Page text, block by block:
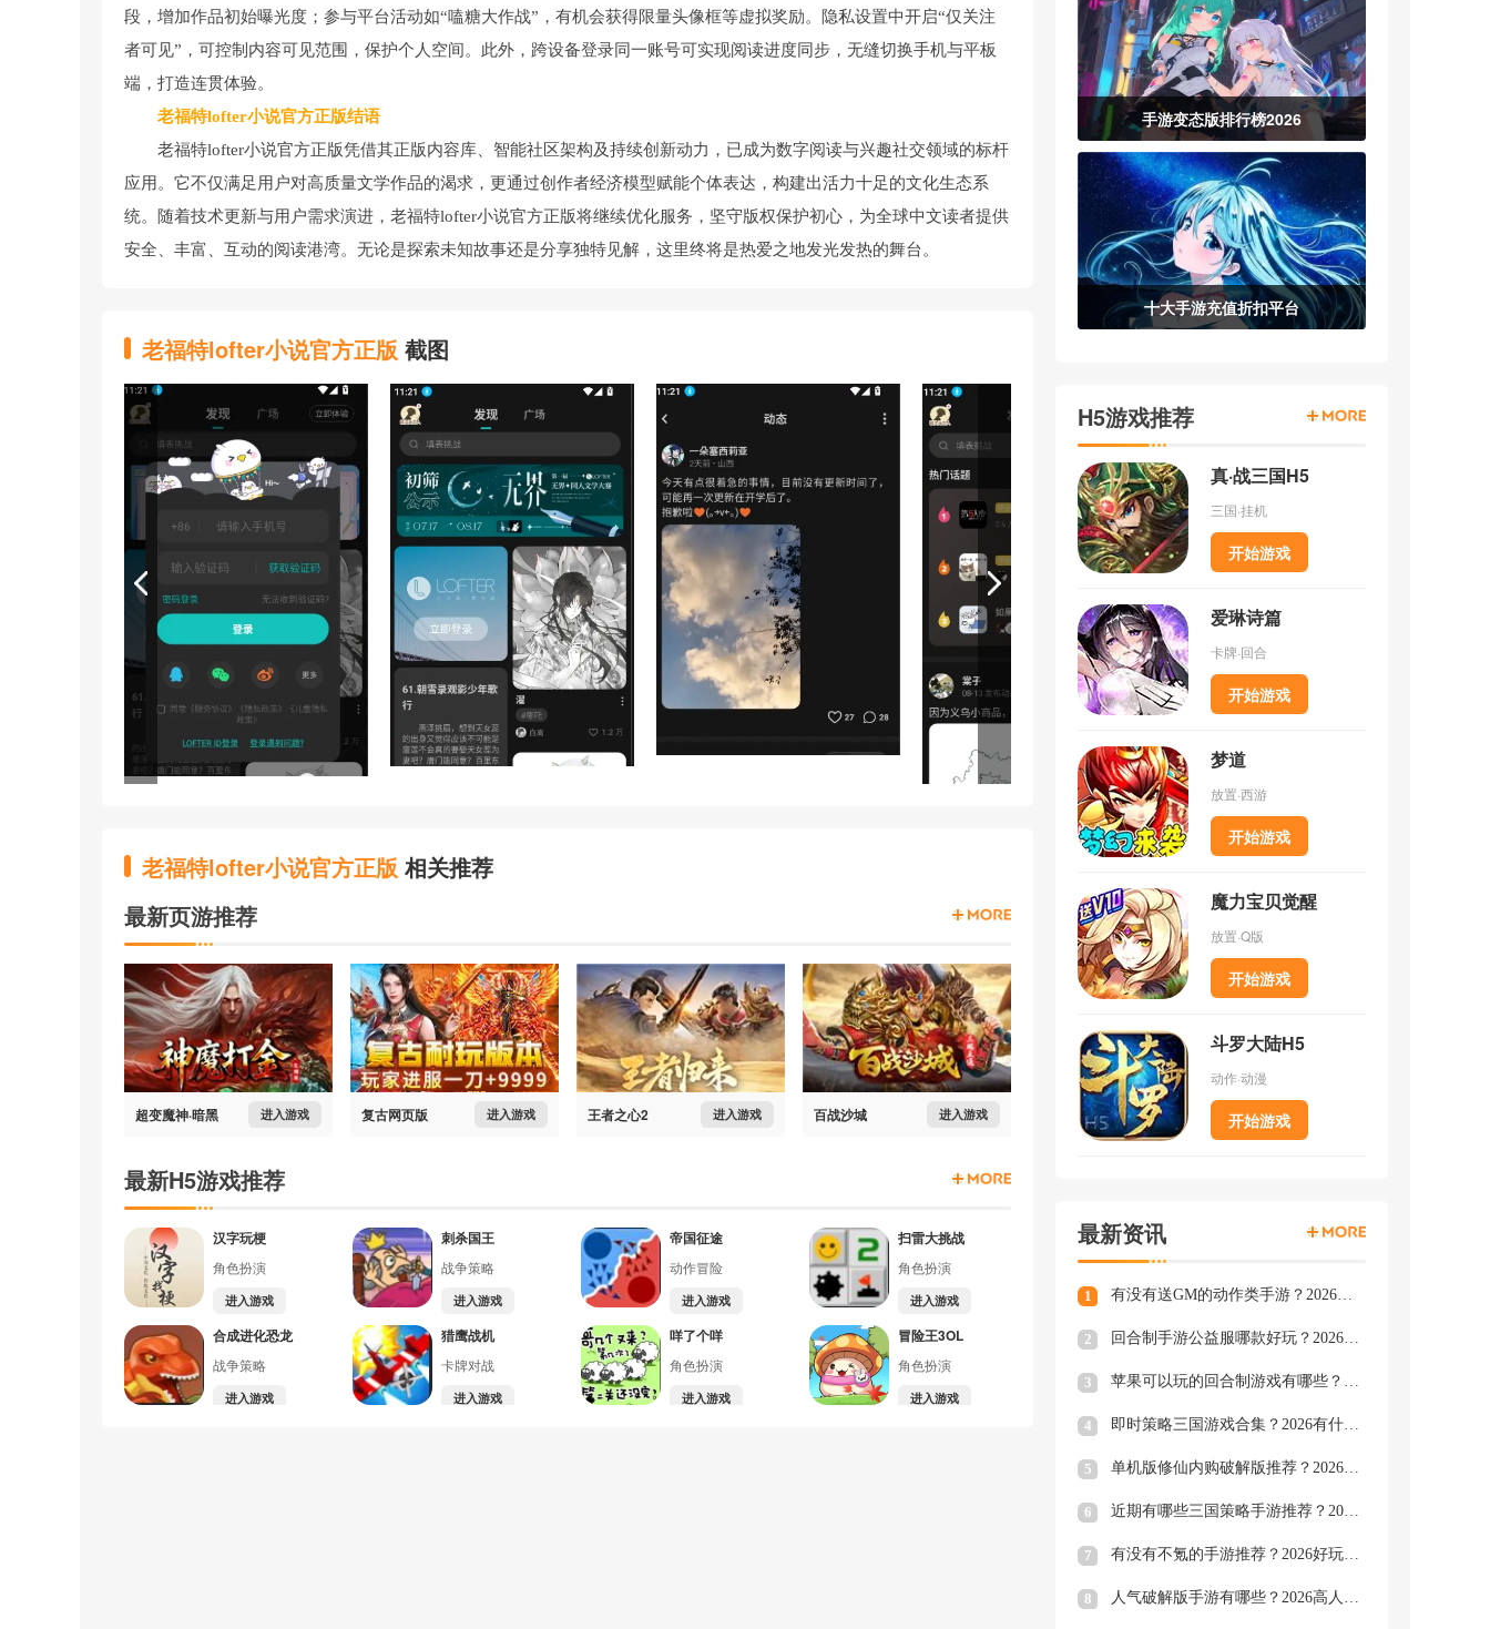
段，增加作品初始曝光度；参与平台活动如“嗑糖大作战”，有机会获得限量头像框等虚拟奖励。隐私设置中开启“仅关注
者可见”，可控制内容可见范围，保护个人空间。此外，跨设备登录同一账号可实现阅读进度同步，无缝切换手机与平板
端，打造连贯体验。
老福特lofter小说官方正版结语
老福特lofter小说官方正版凭借其正版内容库、智能社区架构及持续创新动力，已成为数字阅读与兴趣社交领域的标杆
应用。它不仅满足用户对高质量文学作品的渴求，更通过创作者经济模型赋能个体表达，构建出活力十足的文化生态系
统。随着技术更新与用户需求演进，老福特lofter小说官方正版将继续优化服务，坚守版权保护初心，为全球中文读者提供
安全、丰富、互动的阅读港湾。无论是探索未知故事还是分享独特见解，这里终将是热爱之地发光发热的舞台。
老福特lofter小说官方正版 截图
老福特lofter小说官方正版 相关推荐
最新页游推荐
超变魔神·暗黑 进入游戏 复古网页版 进入游戏 王者之心2 进入游戏 百战沙城 进入游戏
最新H5游戏推荐
汉字玩梗
角色扮演
进入游戏
刺杀国王
战争策略
进入游戏
帝国征途
动作冒险
进入游戏
扫雷大挑战
角色扮演
进入游戏
合成进化恐龙
战争策略
进入游戏
猎鹰战机
卡牌对战
进入游戏
咩了个咩
角色扮演
进入游戏
冒险王3OL
角色扮演
进入游戏
手游变态版排行榜2026
十大手游充值折扣平台
H5游戏推荐
真·战三国H5
三国·挂机
开始游戏
爱琳诗篇
卡牌·回合
开始游戏
梦道
放置·西游
开始游戏
魔力宝贝觉醒
放置·Q版
开始游戏
斗罗大陆H5
动作·动漫
开始游戏
最新资讯
1 有没有送GM的动作类手游？2026格斗动作手游GM免费版推荐
2 回合制手游公益服哪款好玩？2026送超多福利的回合制公益手游盘点
3 苹果可以玩的回合制游戏有哪些？2026热门苹果手游回合制类型推荐
4 即时策略三国游戏合集？2026有什么即时策略三国游戏合集
5 单机版修仙内购破解版推荐？2026单机版修仙内购破解版有哪些排行榜
6 近期有哪些三国策略手游推荐？2026好玩的三国策略手游推荐下载
7 有没有不氪的手游推荐？2026好玩不氪金手游下载合集
8 人气破解版手游有哪些？2026高人气的破解版手游下载合集